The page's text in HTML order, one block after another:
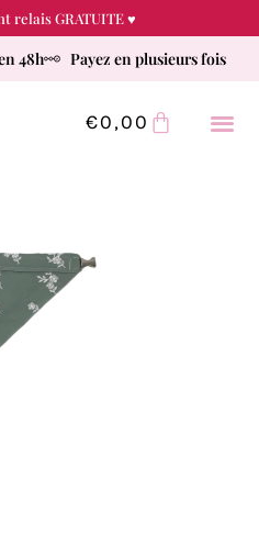
relais GRATUITE ♥
48h Payez en plusieurs fois
€0,00